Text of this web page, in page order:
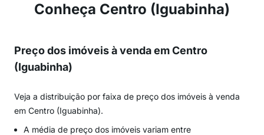
Conheça Centro (Iguabinha)
Preço dos imóveis à venda em Centro
(Iguabinha)
Veja a distribuição por faixa de preço dos imóveis à venda
em Centro (Iguabinha).
A média de preço dos imóveis variam entre